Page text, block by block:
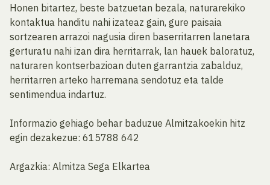
Honen bitartez, beste batzuetan bezala, naturarekiko
kontaktua handitu nahi izateaz gain, gure paisaia
sortzearen arrazoi nagusia diren baserritarren lanetara
gerturatu nahi izan dira herritarrak, lan hauek baloratuz,
naturaren kontserbazioan duten garrantzia zabalduz,
herritarren arteko harremana sendotuz eta talde
sentimendua indartuz.
Informazio gehiago behar baduzue Almitzakoekin hitz
egin dezakezue: 615788 642
Argazkia: Almitza Sega Elkartea